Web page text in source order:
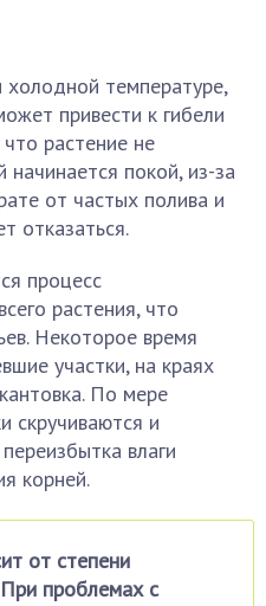
холодной температуре,
привести к гибели
растение не
начинается покой, из-за
от частых полива и
отказаться.
процесс
растения, что
Некоторое время
участки, на краях
По мере
скручиваются и
влаги
корней.
от степени
проблемах с